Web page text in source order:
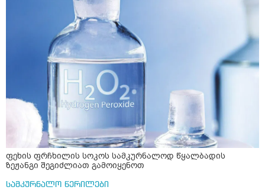
ფეხის ფრჩხილის სოკოს სამკურნალოდ წყალბადის
ზეჟანგი შეგიძლიათ გამოიყენოთ
სამკურნალო წერილები